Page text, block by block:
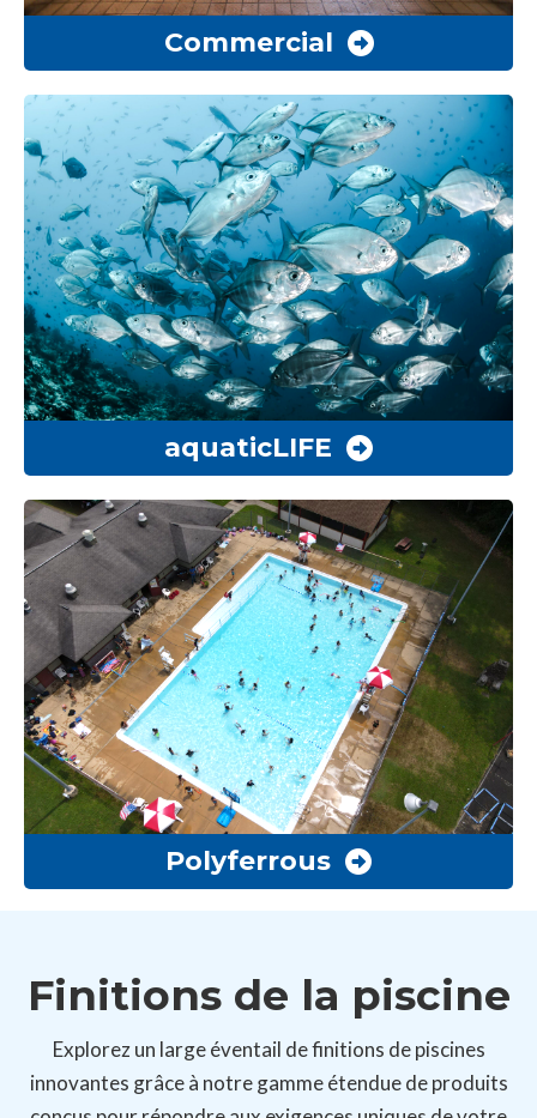
Commercial
aquaticLIFE
Polyferrous
Finitions de la piscine
Explorez un large éventail de finitions de piscines
innovantes grâce à notre gamme étendue de produits